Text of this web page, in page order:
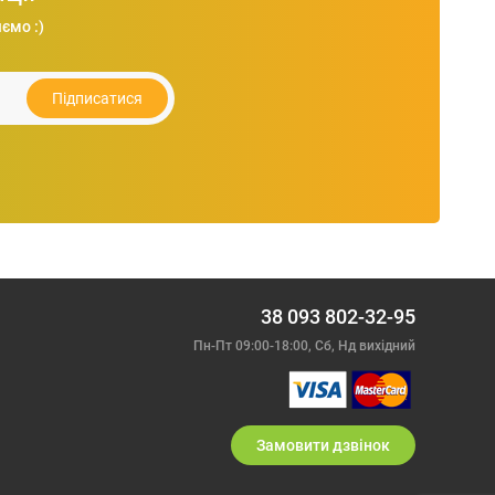
Ліхтарик BOC акумуляторний, 6W COB, USB+Rechargable
148.20
:)
Підписатися
38 093 802-32-95
Пн-Пт 09:00-18:00, Сб, Нд вихiдний
Замовити дзвiнок